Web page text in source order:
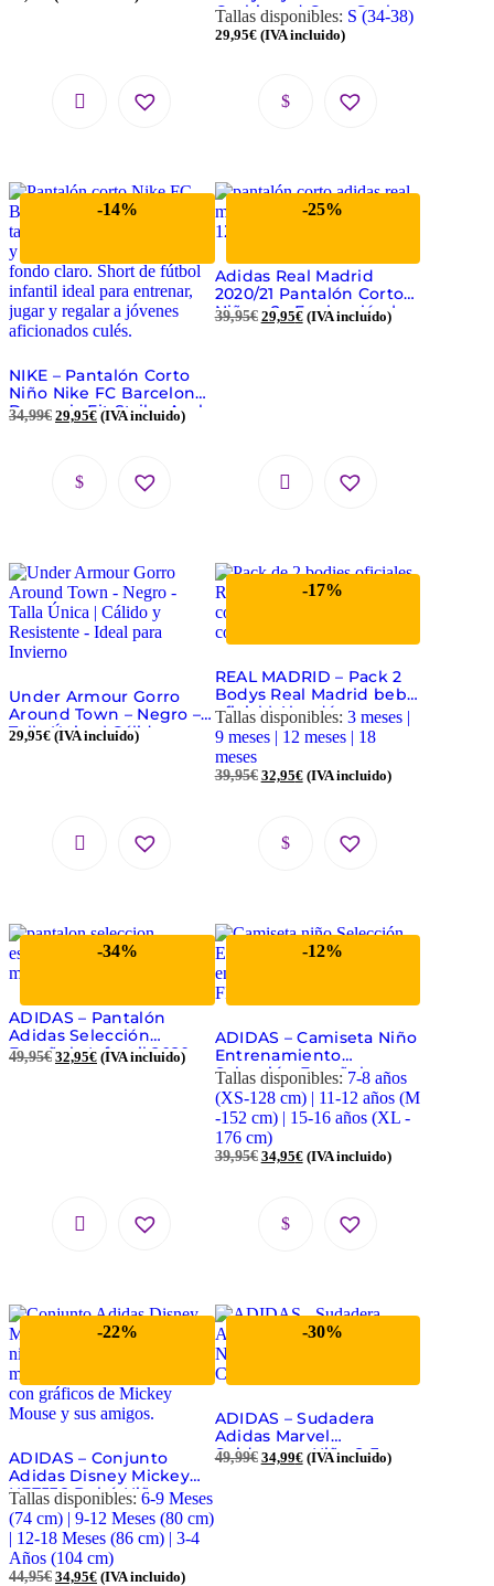
Cushioned Crew Socks
(Pack 3)
Tallas disponibles: S (34-38)
29,95€ (IVA incluido)
-14%
NIKE – Pantalón Corto
Niño Nike FC Barcelona
Dynamic Fit Strike Azul
Talla M CW2162-427
34,99€ 29,95€ (IVA incluido)
-25%
Adidas Real Madrid
2020/21 Pantalón Corto
Niño – 2a Equipación |
Talla 128 (7-8 años)
39,95€ 29,95€ (IVA incluido)
Under Armour Gorro
Around Town – Negro –
Talla Única | Cálido y
Resistente – Ideal para
29,95€ (IVA incluido)
-17%
REAL MADRID – Pack 2
Bodys Real Madrid bebé
oficial | Algodón suave
Rosa y Blanco
Tallas disponibles: 3 meses |
9 meses | 12 meses | 18
meses
39,95€ 32,95€ (IVA incluido)
-34%
ADIDAS – Pantalón
Adidas Selección
Española Infantil 2020
2021 Azul Marino | Talla
49,95€ 32,95€ (IVA incluido)
-12%
ADIDAS – Camiseta Niño
Entrenamiento
Selección Española
Adidas Verde Menta
FI6276
Tallas disponibles: 7-8 años
(XS-128 cm) | 11-12 años (M
-152 cm) | 15-16 años (XL -
176 cm)
39,95€ 34,95€ (IVA incluido)
-22%
ADIDAS – Conjunto
Adidas Disney Mickey
HF7538 Bebé Niño
Camiseta y Shorts
Verano
Tallas disponibles: 6-9 Meses
(74 cm) | 9-12 Meses (80 cm)
| 12-18 Meses (86 cm) | 3-4
Años (104 cm)
44,95€ 34,95€ (IVA incluido)
-30%
ADIDAS – Sudadera
Adidas Marvel
Spiderman Niño 2-3
Años Azul con
49,99€ 34,99€ (IVA incluido)